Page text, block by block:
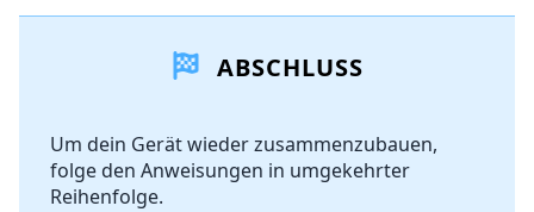
Kommentar hinzufügen
Abbrechen Kommentieren
ABSCHLUSS
Um dein Gerät wieder zusammenzubauen,
folge den Anweisungen in umgekehrter
Reihenfolge.